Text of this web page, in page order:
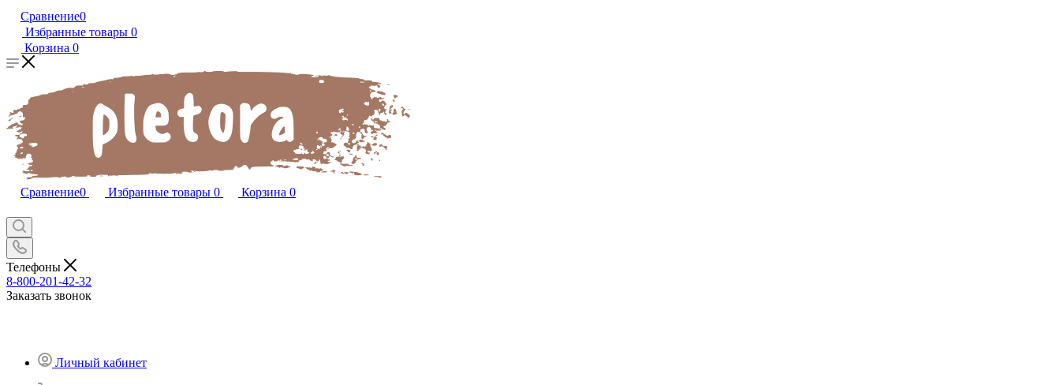
Сравнение0
Избранные товары 0
Корзина 0
Сравнение0 Избранные товары 0 Корзина 0
Телефоны
8-800-201-42-32
Заказать звонок
Личный кабинет